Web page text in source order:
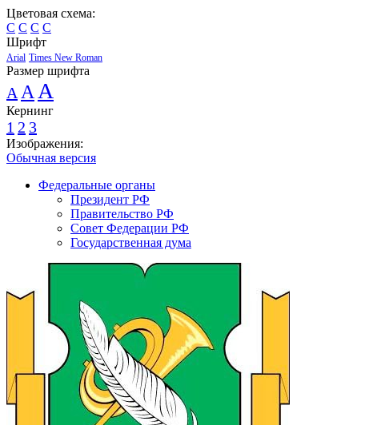
Цветовая схема:
C C C C
Шрифт
Arial Times New Roman
Размер шрифта
A A A
Кернинг
1 2 3
Изображения:
Обычная версия
Федеральные органы
Президент РФ
Правительство РФ
Совет Федерации РФ
Государственная дума